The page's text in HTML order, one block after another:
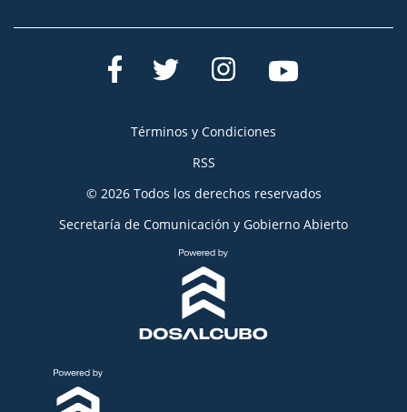
Términos y Condiciones
RSS
© 2026 Todos los derechos reservados
Secretaría de Comunicación y Gobierno Abierto